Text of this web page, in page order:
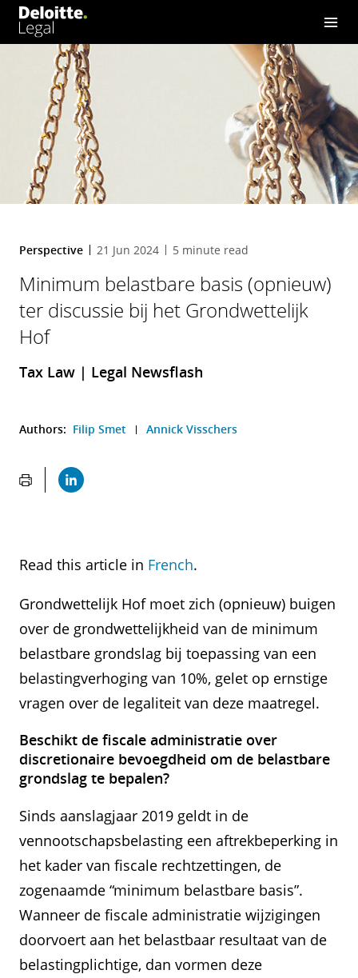
Perspective 21 Jun 2024 5 minute read
Minimum belastbare basis (opnieuw)
ter discussie bij het Grondwettelijk
Hof
Tax Law | Legal Newsflash
Authors: Filip Smet Annick Visschers
Read this article in French.
Grondwettelijk Hof moet zich (opnieuw) buigen
over de grondwettelijkheid van de minimum
belastbare grondslag bij toepassing van een
belastingverhoging van 10%, gelet op ernstige
vragen over de legaliteit van deze maatregel.
Beschikt de fiscale administratie over
discretionaire bevoegdheid om de belastbare
grondslag te bepalen?
Sinds aanslagjaar 2019 geldt in de
vennootschapsbelasting een aftrekbeperking in
het kader van fiscale rechtzettingen, de
zogenaamde “minimum belastbare basis”.
Wanneer de fiscale administratie wijzigingen
doorvoert aan het belastbaar resultaat van de
belastingplichtige, dan vormen deze